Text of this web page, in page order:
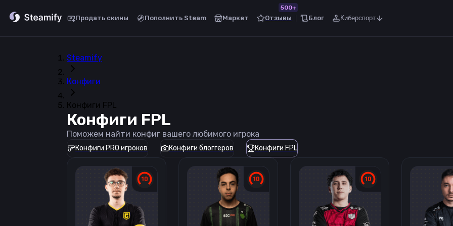
Продать скины Пополнить Steam Маркет Отзывы
500+
Блог Киберспорт
Steamify
Конфиги
Конфиги FPL
Конфиги FPL
Поможем найти конфиг вашего любимого игрока
Конфиги PRO игроков Конфиги блоггеров Конфиги FPL